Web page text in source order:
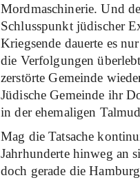
Mordmaschinerie. Und
Schlusspunkt jüdischer
Kriegsende dauerte es
die Verfolgungen
zerstörte Gemeinde
Jüdische Gemeinde ihr
in der ehemaligen
Mag die Tatsache
Jahrhunderte hinweg an
doch gerade die